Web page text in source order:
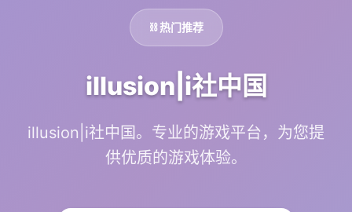
⛓️ 热门推荐
illusion|i社中国
illusion|i社中国。专业的游戏平台，为您提
供优质的游戏体验。